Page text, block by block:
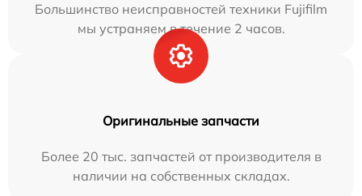
Большинство неисправностей техники Fujifilm
мы устраняем в течение 2 часов.
Оригинальные запчасти
Более 20 тыс. запчастей от производителя в
наличии на собственных складах.